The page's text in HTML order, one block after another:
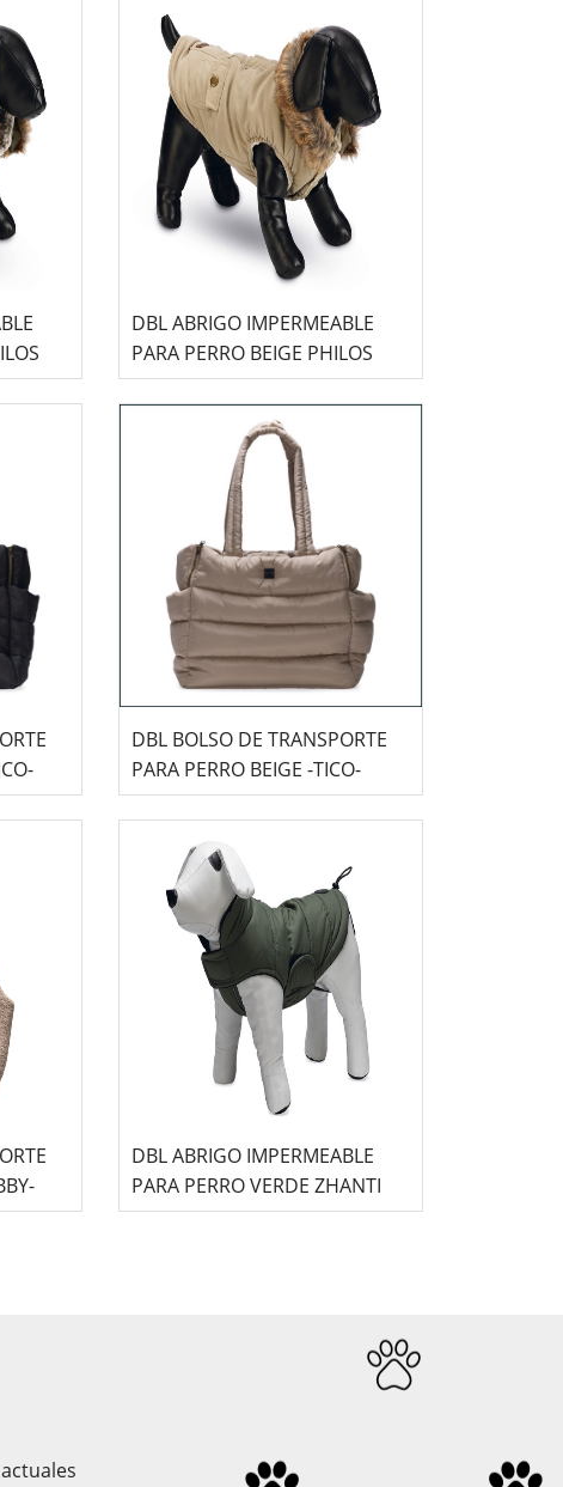
DBL ABRIGO IMPERMEABLE
PARA PERRO BEIGE PHILOS
DBL BOLSO DE TRANSPORTE
PARA PERRO BEIGE -TICO-
-TEBBY-
DBL ABRIGO IMPERMEABLE
PARA PERRO VERDE ZHANTI